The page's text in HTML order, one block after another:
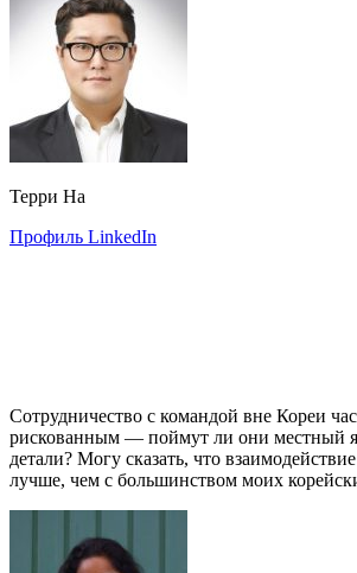
Терри На
Профиль LinkedIn
Сотрудничество с командой вне Кореи
рискованным — поймут ли они местный
детали? Могу сказать, что
лучше, чем с большинством моих